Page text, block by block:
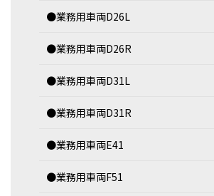
●業務用車両D26L
●業務用車両D26R
●業務用車両D31L
●業務用車両D31R
●業務用車両E41
●業務用車両F51